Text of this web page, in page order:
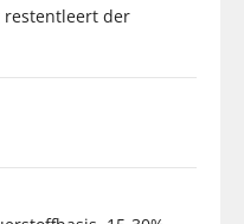
restentleert der